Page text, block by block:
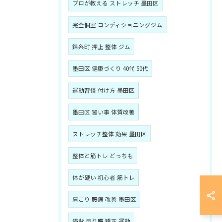
プロが教える ストレッチ 墨田区
完全個室 コンディショニングジム
錦糸町 押上 整体 ジム
墨田区 健康づくり 40代 50代
運動習慣 付け方 墨田区
墨田区 習い事 体質改善
ストレッチ整体 効果 墨田区
整体と筋トレ どっちも
体が硬い 初心者 筋トレ
肩こり 腰痛 改善 墨田区